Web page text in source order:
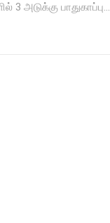
அடுக்கு பாதுகாப்பு...